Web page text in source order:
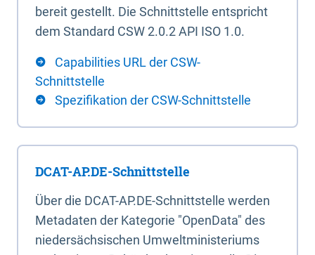
bereit gestellt. Die Schnittstelle entspricht
dem Standard CSW 2.0.2 API ISO 1.0.
Capabilities URL der CSW-
Schnittstelle
Spezifikation der CSW-Schnittstelle
DCAT-AP.DE-Schnittstelle
Über die DCAT-AP.DE-Schnittstelle werden
Metadaten der Kategorie "OpenData" des
niedersächsischen Umweltministeriums